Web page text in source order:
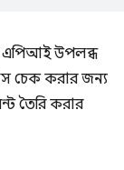
এপিআই উপলব্ধ
চেক করার জন্য
তৈরি করার